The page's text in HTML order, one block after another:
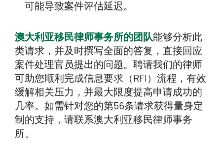
可能导致案件评估延迟。
澳大利亚移民律师事务所的团队能够分析此
类请求，并及时撰写全面的答复，直接回应
案件处理官员提出的问题。聘请我们的律师
可助您顺利完成信息要求（RFI）流程，有效
缓解相关压力，并最大限度提高申请成功的
几率。如需针对您的第56条请求获得量身定
制的支持，请联系澳大利亚移民律师事务
所。